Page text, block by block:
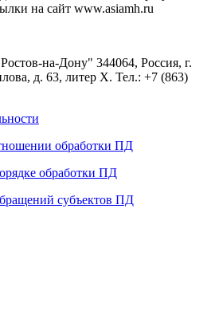
на сайт www.asiamh.ru
на-Дону" 344064, Россия, г.
д. 63, литер Х. Тел.: +7 (863)
обработки ПД
обработки ПД
субъектов ПД